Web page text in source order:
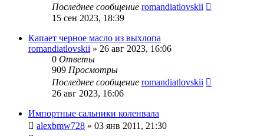
Последнее сообщение romandiatlovskii
15 сен 2023, 18:39
Капает черное масло из выхлопа
romandiatlovskii » 26 авг 2023, 16:06
0 Ответы
909 Просмотры
Последнее сообщение romandiatlovskii
26 авг 2023, 16:06
Импортные сальники коленвала
alexbmw728 » 03 янв 2011, 21:30